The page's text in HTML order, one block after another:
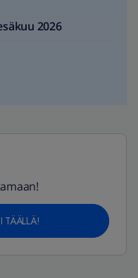
2026
TÄÄLLÄ!